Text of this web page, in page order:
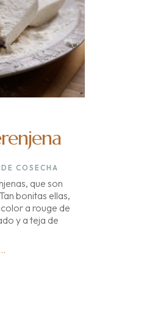
COSECHA
que son
bonitas ellas,
a rouge de
y a teja de